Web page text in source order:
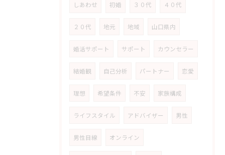
しあわせ 初婚 ３０代 ４０代
２０代 地元 地域 山口県内
婚活サポート サポート カウンセラー
結婚観 自己分析 パートナー 恋愛
理想 希望条件 不安 家族構成
ライフスタイル アドバイザー 男性
男性目線 オンライン